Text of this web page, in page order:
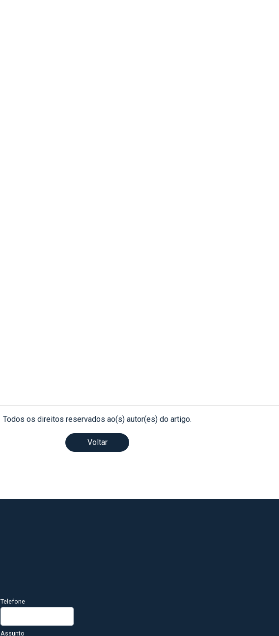
Todos os direitos reservados ao(s) autor(es) do artigo.
Voltar
Telefone
Assunto